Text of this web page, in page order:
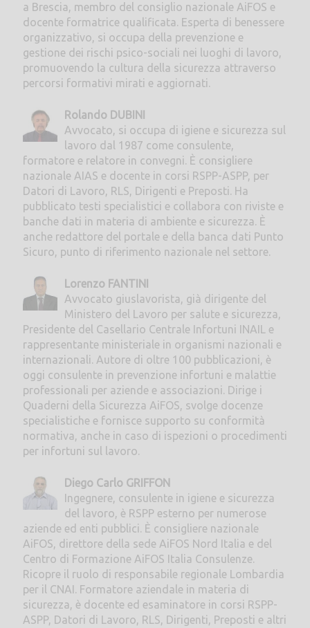
a Brescia, membro del consiglio nazionale AiFOS e
docente formatrice qualificata. Esperta di benessere
organizzativo, si occupa della prevenzione e
gestione dei rischi psico-sociali nei luoghi di lavoro,
promuovendo la cultura della sicurezza attraverso
percorsi formativi mirati e aggiornati.
Rolando DUBINI
Avvocato, si occupa di igiene e sicurezza sul
lavoro dal 1987 come consulente,
formatore e relatore in convegni. È consigliere
nazionale AIAS e docente in corsi RSPP-ASPP, per
Datori di Lavoro, RLS, Dirigenti e Preposti. Ha
pubblicato testi specialistici e collabora con riviste e
banche dati in materia di ambiente e sicurezza. È
anche redattore del portale e della banca dati Punto
Sicuro, punto di riferimento nazionale nel settore.
Lorenzo FANTINI
Avvocato giuslavorista, già dirigente del
Ministero del Lavoro per salute e sicurezza,
Presidente del Casellario Centrale Infortuni INAIL e
rappresentante ministeriale in organismi nazionali e
internazionali. Autore di oltre 100 pubblicazioni, è
oggi consulente in prevenzione infortuni e malattie
professionali per aziende e associazioni. Dirige i
Quaderni della Sicurezza AiFOS, svolge docenze
specialistiche e fornisce supporto su conformità
normativa, anche in caso di ispezioni o procedimenti
per infortuni sul lavoro.
Diego Carlo GRIFFON
Ingegnere, consulente in igiene e sicurezza
del lavoro, è RSPP esterno per numerose
aziende ed enti pubblici. È consigliere nazionale
AiFOS, direttore della sede AiFOS Nord Italia e del
Centro di Formazione AiFOS Italia Consulenze.
Ricopre il ruolo di responsabile regionale Lombardia
per il CNAI. Formatore aziendale in materia di
sicurezza, è docente ed esaminatore in corsi RSPP-
ASPP, Datori di Lavoro, RLS, Dirigenti, Preposti e altri